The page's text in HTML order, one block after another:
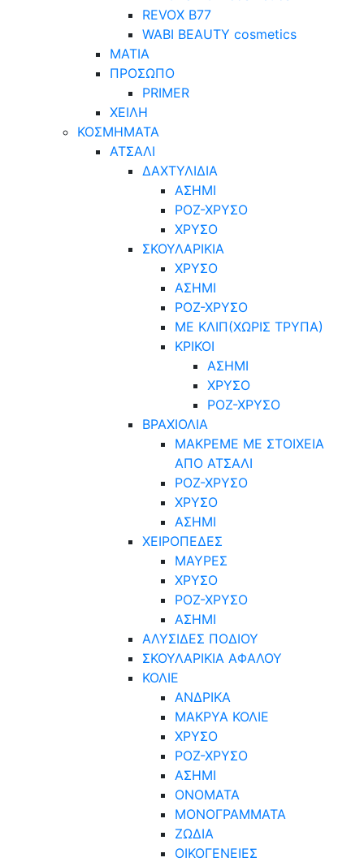
REVOX B77
WABI BEAUTY cosmetics
ΜΑΤΙΑ
ΠΡΟΣΩΠΟ
PRIMER
ΧΕΙΛΗ
ΚΟΣΜΗΜΑΤΑ
ΑΤΣΑΛΙ
ΔΑΧΤΥΛΙΔΙΑ
ΑΣΗΜΙ
ΡΟΖ-ΧΡΥΣΟ
ΧΡΥΣΟ
ΣΚΟΥΛΑΡΙΚΙΑ
ΧΡΥΣΟ
ΑΣΗΜΙ
ΡΟΖ-ΧΡΥΣΟ
ΜΕ ΚΛΙΠ(ΧΩΡΙΣ ΤΡΥΠΑ)
ΚΡΙΚΟΙ
ΑΣΗΜΙ
ΧΡΥΣΟ
ΡΟΖ-ΧΡΥΣΟ
ΒΡΑΧΙΟΛΙΑ
ΜΑΚΡΕΜΕ ΜΕ ΣΤΟΙΧΕΙΑ
ΑΠΟ ΑΤΣΑΛΙ
ΡΟΖ-ΧΡΥΣΟ
ΧΡΥΣΟ
ΑΣΗΜΙ
ΧΕΙΡΟΠΕΔΕΣ
ΜΑΥΡΕΣ
ΧΡΥΣΟ
ΡΟΖ-ΧΡΥΣΟ
ΑΣΗΜΙ
ΑΛΥΣΙΔΕΣ ΠΟΔΙΟΥ
ΣΚΟΥΛΑΡΙΚΙΑ ΑΦΑΛΟΥ
ΚΟΛΙΕ
ΑΝΔΡΙΚΑ
ΜΑΚΡΥΑ ΚΟΛΙΕ
ΧΡΥΣΟ
ΡΟΖ-ΧΡΥΣΟ
ΑΣΗΜΙ
ΟΝΟΜΑΤΑ
ΜΟΝΟΓΡΑΜΜΑΤΑ
ΖΩΔΙΑ
ΟΙΚΟΓΕΝΕΙΕΣ